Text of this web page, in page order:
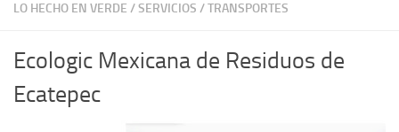
LO HECHO EN VERDE /SERVICIOS /TRANSPORTES
Ecologic Mexicana de Residuos de
Ecatepec